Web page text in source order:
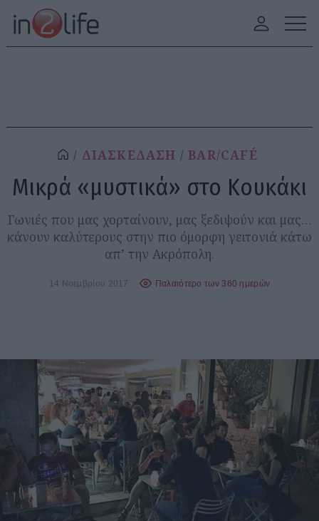
ΔΙΑΣΚΕΔΑΣΗ BAR/CAFÉ
Μικρά «μυστικά» στο Κουκάκι
Γωνιές που μας χορταίνουν, μας ξεδιψούν και μας…
κάνουν καλύτερους στην πιο όμορφη γειτονιά κάτω
απ’ την Ακρόπολη.
14 Νοεμβρίου 2017 Παλαιότερο των 360 ημερών